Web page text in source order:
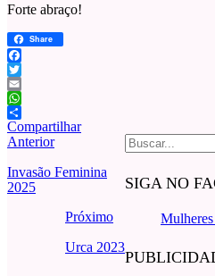
Forte abraço!
Share
Facebook
Twitter
Email
WhatsApp
Compartilhar
Buscar
por:
SIGA NO
Anterior
Invasão Feminina
2025
Próximo
Urca 2023